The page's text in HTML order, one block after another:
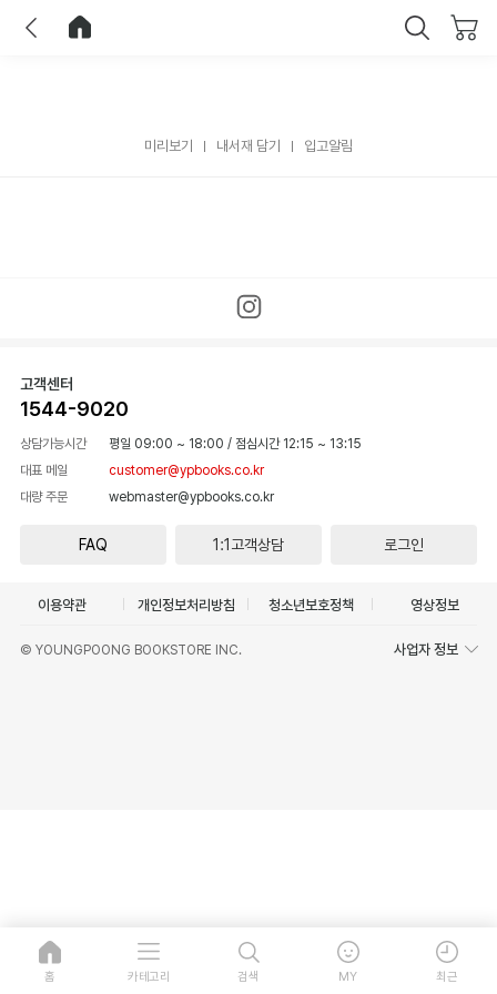
미리보기 내서재 담기 입고알림
고객센터
1544-9020
상담가능시간 평일 09:00 ~ 18:00 / 점심시간 12:15 ~ 13:15
대표 메일
customer@ypbooks.co.kr
대량 주문
webmaster@ypbooks.co.kr
FAQ 1:1고객상담 로그인
이용약관 개인정보처리방침 청소년보호정책 영상정보
© YOUNGPOONG BOOKSTORE INC. 사업자 정보
홈 카테고리 검색 MY 최근